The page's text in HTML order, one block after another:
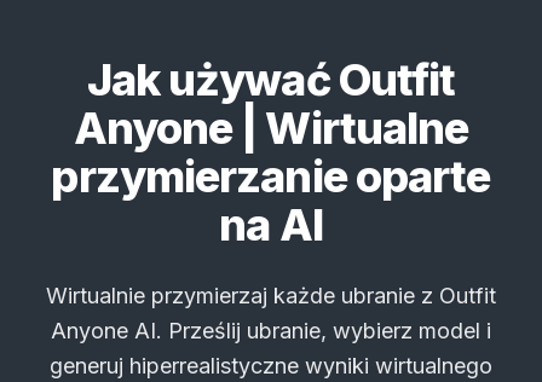
Jak używać Outfit
Anyone | Wirtualne
przymierzanie oparte
na AI
Wirtualnie przymierzaj każde ubranie z Outfit
Anyone AI. Prześlij ubranie, wybierz model i
generuj hiperrealistyczne wyniki wirtualnego